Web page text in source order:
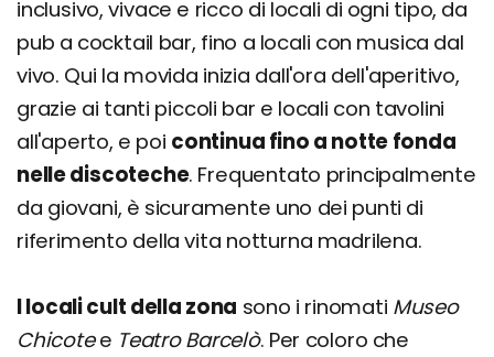
inclusivo, vivace e ricco di locali di ogni tipo, da
pub a cocktail bar, fino a locali con musica dal
vivo. Qui la movida inizia dall'ora dell'aperitivo,
grazie ai tanti piccoli bar e locali con tavolini
all'aperto, e poi continua fino a notte fonda
nelle discoteche. Frequentato principalmente
da giovani, è sicuramente uno dei punti di
riferimento della vita notturna madrilena.
I locali cult della zona sono i rinomati Museo
Chicotee Teatro Barcelò. Per coloro che